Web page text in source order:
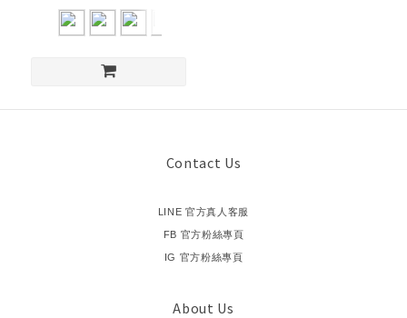
Contact Us
LINE 官方真人客服
FB 官方粉絲專頁
IG 官方粉絲專頁
About Us